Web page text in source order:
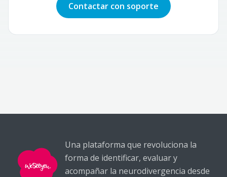
Contactar con soporte
Una plataforma que revoluciona la
forma de identificar, evaluar y
acompañar la neurodivergencia desde